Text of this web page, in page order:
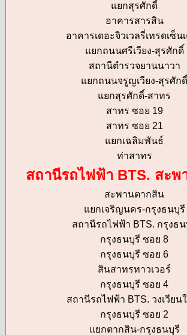
แยกสุรศักดิ์
อาคารสารสิน
อาคารเดอะจิวเวลรี่เทรดเซ็น
แยกถนนศรีเวียง-สุรศักดิ์
สถานีตำรวจยานนาวา
แยกถนนจรูญเวียง-สุรศักดิ์
แยกสุรศักดิ์-สาทร
สาทร ซอย 19
สาทร ซอย 21
แยกเฉลิมพันธ์
ท่าสาทร
สถานีรถไฟฟ้า BTS. สะพ
สะพานตากสิน
แยกเจริญนคร-กรุงธนบุรี
สถานีรถไฟฟ้า BTS. กรุงธ
กรุงธนบุรี ซอย 8
กรุงธนบุรี ซอย 6
สินสาทรทาวเวอร์
กรุงธนบุรี ซอย 4
สถานีรถไฟฟ้า BTS. วงเวียน
กรุงธนบุรี ซอย 2
แยกตากสิน-กรุงธนบุรี